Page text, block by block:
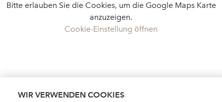
Bitte erlauben Sie die Cookies, um die Google Maps Karte
anzuzeigen.
Cookie-Einstellung öffnen
WIR VERWENDEN COOKIES